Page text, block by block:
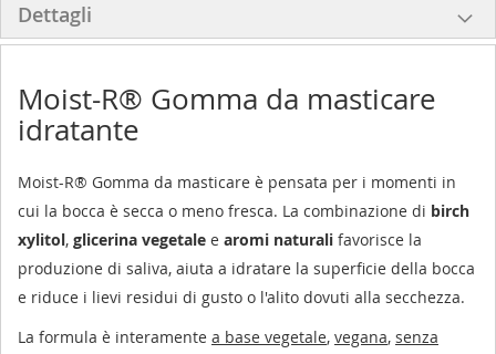
Dettagli
Moist-R® Gomma da masticare
idratante
Moist-R® Gomma da masticare è pensata per i momenti in
cui la bocca è secca o meno fresca. La combinazione di birch
xylitol, glicerina vegetale e aromi naturali favorisce la
produzione di saliva, aiuta a idratare la superficie della bocca
e riduce i lievi residui di gusto o l'alito dovuti alla secchezza.
La formula è interamente a base vegetale, vegana, senza